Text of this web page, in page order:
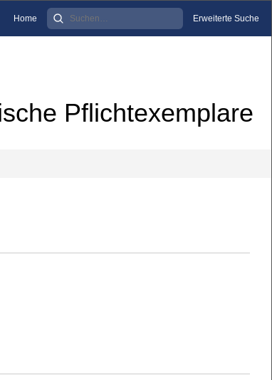
Home Erweiterte Suche
Pflichtexemplare